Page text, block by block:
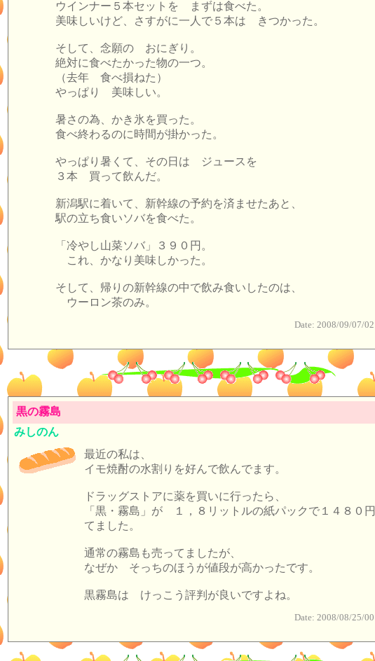
ウインナー５本セットを まずは食べた。
美味しいけど、さすがに一人で５本は きつかった。
そして、念願の おにぎり。
絶対に食べたかった物の一つ。
（去年 食べ損ねた）
やっぱり 美味しい。
暑さの為、かき氷を買った。
食べ終わるのに時間が掛かった。
やっぱり暑くて、その日は ジュースを
３本 買って飲んだ。
新潟駅に着いて、新幹線の予約を済ませたあと、
駅の立ち食いソバを食べた。
「冷やし山菜ソバ」３９０円。
これ、かなり美味しかった。
そして、帰りの新幹線の中で飲み食いしたのは、
ウーロン茶のみ。
Date: 2008/09/07/
黒の霧島
みしのん
最近の私は、
イモ焼酎の水割りを好んで飲んでます。
ドラッグストアに薬を買いに行ったら、
「黒・霧島」が １，８リットルの紙パックで１４８０
てました。
通常の霧島も売ってましたが、
なぜか そっちのほうが値段が高かったです。
黒霧島は けっこう評判が良いですよね。
Date: 2008/08/25/